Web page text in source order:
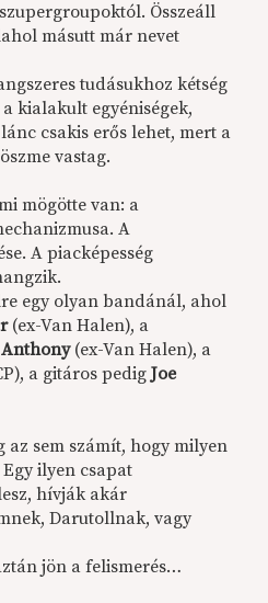
Összeáll
másutt már nevet
tudásukhoz kétség
kialakult egyéniségek,
csakis erős lehet, mert a
vastag.
mögötte van: a
A
A piacképesség
egy olyan bandánál, ahol
(ex-Van Halen), a
(ex-Van Halen), a
a gitáros pedigJoe
az sem számít, hogy milyen
ilyen csapat
hívják akár
Darutollnak, vagy
jön a felismerés…